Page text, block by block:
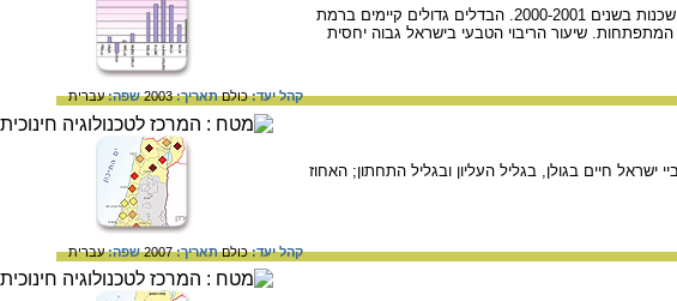
דיאגרמת עמודות המציגה את שיעורי הריבוי הטבעי במספר מדינות מפותחות ובארצות השכנות בשנים 2000-2001. הבדלים גדולים קיימים ברמת
שיעור הריבוי הטבעי בישראל גבוה יחסית
קהל יעד:כולםתאריך:2003 שפה:עברית
האוכלוסייה הערבית בישראל לפי נפות בשנת 2000: למעלה מ-50% מערביי ישראל חיים בגולן, בגליל העליון ובגליל התחתון; האחוז
קהל יעד:כולםתאריך:2007 שפה:עברית